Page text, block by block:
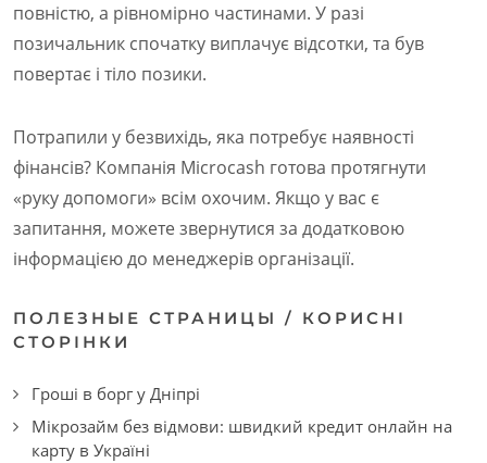
повністю, а рівномірно частинами. У разі
позичальник спочатку виплачує відсотки, та був
повертає і тіло позики.
Потрапили у безвихідь, яка потребує наявності
фінансів? Компанія Microcash готова протягнути
«руку допомоги» всім охочим. Якщо у вас є
запитання, можете звернутися за додатковою
інформацією до менеджерів організації.
ПОЛЕЗНЫЕ СТРАНИЦЫ / КОРИСНІ
СТОРІНКИ
Гроші в борг у Дніпрі
Мікрозайм без відмови: швидкий кредит онлайн на
карту в Україні